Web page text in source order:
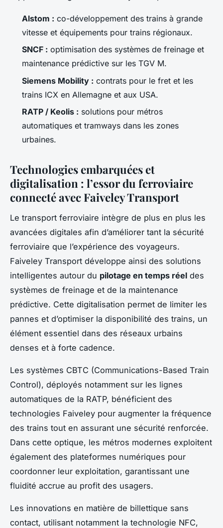
Alstom : co-développement des trains à grande
vitesse et équipements pour trains régionaux.
SNCF : optimisation des systèmes de freinage et
maintenance prédictive sur les TGV M.
Siemens Mobility : contrats pour le fret et les
trains ICX en Allemagne et aux USA.
RATP / Keolis : solutions pour métros
automatiques et tramways dans les zones
urbaines.
Technologies embarquées et
digitalisation : l’essor du ferroviaire
connecté avec Faiveley Transport
Le transport ferroviaire intègre de plus en plus les
avancées digitales afin d’améliorer tant la sécurité
ferroviaire que l’expérience des voyageurs.
Faiveley Transport développe ainsi des solutions
intelligentes autour du pilotage en temps réel des
systèmes de freinage et de la maintenance
prédictive. Cette digitalisation permet de limiter les
pannes et d’optimiser la disponibilité des trains, un
élément essentiel dans des réseaux urbains
denses et à forte cadence.
Les systèmes CBTC (Communications-Based Train
Control), déployés notamment sur les lignes
automatiques de la RATP, bénéficient des
technologies Faiveley pour augmenter la fréquence
des trains tout en assurant une sécurité renforcée.
Dans cette optique, les métros modernes exploitent
également des plateformes numériques pour
coordonner leur exploitation, garantissant une
fluidité accrue au profit des usagers.
Les innovations en matière de billettique sans
contact, utilisant notamment la technologie NFC,